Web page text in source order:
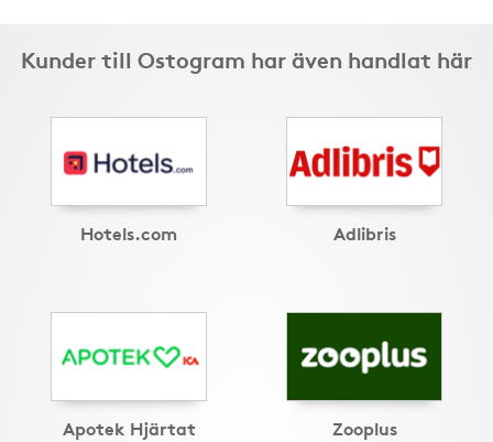
Kunder till Ostogram har även handlat här
Hotels.com Adlibris
Apotek Hjärtat Zooplus